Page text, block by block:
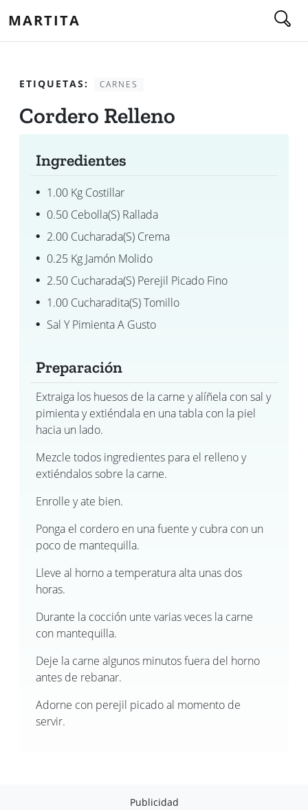
MARTITA
ETIQUETAS: CARNES
Cordero Relleno
Ingredientes
1.00 Kg Costillar
0.50 Cebolla(s) Rallada
2.00 Cucharada(s) Crema
0.25 Kg Jamón Molido
2.50 Cucharada(s) Perejil Picado Fino
1.00 Cucharadita(s) Tomillo
Sal Y Pimienta A Gusto
Preparación
Extraiga los huesos de la carne y alíñela con sal y
pimienta y extiéndala en una tabla con la piel
hacia un lado.
Mezcle todos ingredientes para el relleno y
extiéndalos sobre la carne.
Enrolle y ate bien.
Ponga el cordero en una fuente y cubra con un
poco de mantequilla.
Lleve al horno a temperatura alta unas dos
horas.
Durante la cocción unte varias veces la carne
con mantequilla.
Deje la carne algunos minutos fuera del horno
antes de rebanar.
Adorne con perejil picado al momento de
servir.
Publicidad